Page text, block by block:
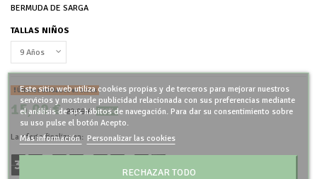
BERMUDA DE SARGA
TALLAS NIÑOS
Últimas unidades en stock
15,00 €29,99 € -50%
La oferta finaliza en:
3
Este sitio web utiliza cookies propias y de terceros para mejorar nuestros
servicios y mostrarle publicidad relacionada con sus preferencias mediante
el análisis de sus hábitos de navegación. Para dar su consentimiento sobre
su uso pulse el botón Acepto.
Más información Personalizar las cookies
RECHAZAR TODO